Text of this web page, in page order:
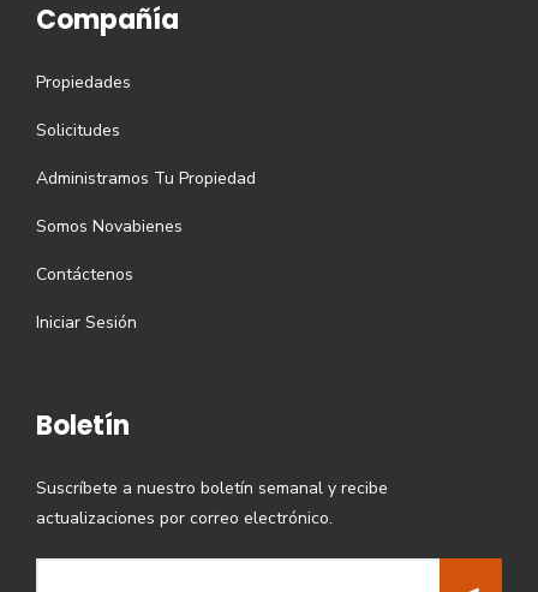
Compañía
Propiedades
Solicitudes
Administramos Tu Propiedad
Somos Novabienes
Contáctenos
Iniciar Sesión
Boletín
Suscríbete a nuestro boletín semanal y recibe
actualizaciones por correo electrónico.